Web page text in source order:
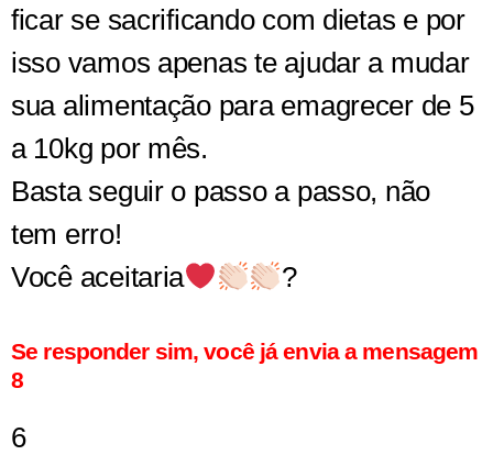
ficar se sacrificando com dietas e por
isso vamos apenas te ajudar a mudar
sua alimentação para emagrecer de 5
a 10kg por mês.
Basta seguir o passo a passo, não
tem erro!
Você aceitaria
?
Se responder sim, você já envia a mensagem
8
6